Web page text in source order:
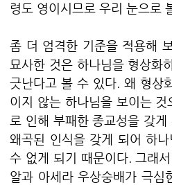
령도 영이시므로 우리 눈으
좀 더 엄격한 기준을 적용해
묘사한 것은 하나님을 형상화
긋난다고 볼 수 있다. 왜 형상
이지 않는 하나님을 보이는 것
로 인해 부패한 종교성을 갖게
왜곡된 인식을 갖게 되어 하
수 없게 되기 때문이다. 그래
알과 아세라 우상숭배가 극심